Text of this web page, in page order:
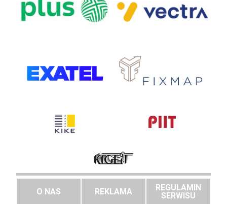
O NAS REKLAMA
REGULAMIN
SERWISU